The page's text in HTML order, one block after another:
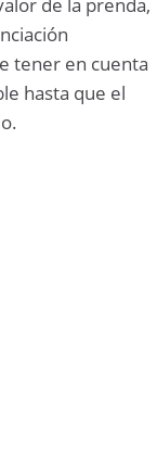
de la prenda,
tener en cuenta
hasta que el